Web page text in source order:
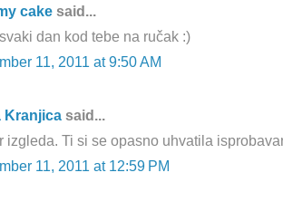
cake said...
dan kod tebe na ručak :)
11, 2011 at 9:50 AM
Kranjica said...
izgleda. Ti si se opasno uhvatila
11, 2011 at 12:59 PM